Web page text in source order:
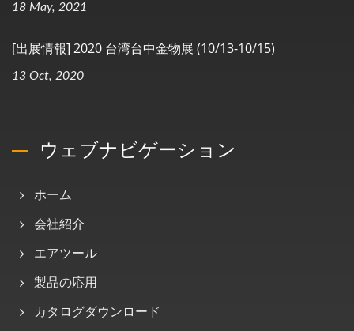
18 May, 2021
[出展情報] 2020 台湾台中金物展 (10/13-10/15)
13 Oct, 2020
ウェブナビゲーション
ホーム
会社紹介
エアツール
製品の応用
カタログダウンロード